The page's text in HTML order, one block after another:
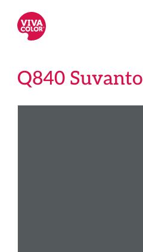
Q840 Suvanto